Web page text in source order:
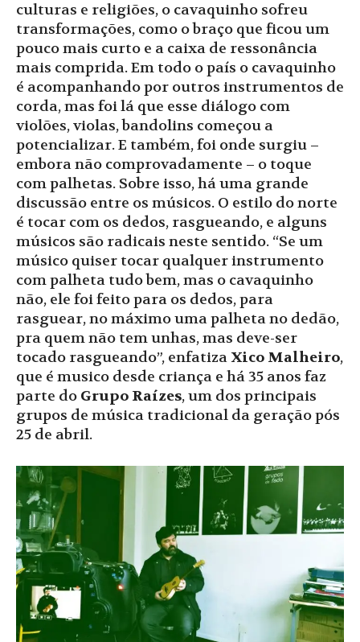
culturas e religiões, o cavaquinho sofreu
transformações, como o braço que ficou um
pouco mais curto e a caixa de ressonância
mais comprida. Em todo o país o cavaquinho
é acompanhando por outros instrumentos de
corda, mas foi lá que esse diálogo com
violões, violas, bandolins começou a
potencializar. E também, foi onde surgiu –
embora não comprovadamente – o toque
com palhetas. Sobre isso, há uma grande
discussão entre os músicos. O estilo do norte
é tocar com os dedos, rasgueando, e alguns
músicos são radicais neste sentido. “Se um
músico quiser tocar qualquer instrumento
com palheta tudo bem, mas o cavaquinho
não, ele foi feito para os dedos, para
rasguear, no máximo uma palheta no dedão,
pra quem não tem unhas, mas deve-ser
tocado rasgueando”, enfatiza Xico Malheiro,
que é musico desde criança e há 35 anos faz
parte do Grupo Raízes, um dos principais
grupos de música tradicional da geração pós
25 de abril.